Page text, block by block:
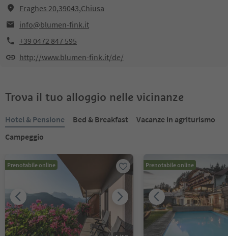
Fraghes 20,39043,Chiusa
info@blumen-fink.it
+39 0472 847 595
http://www.blumen-fink.it/de/
Trova il tuo alloggio nelle vicinanze
Hotel & Pensione Bed & Breakfast
Vacanze in agriturismo
Campeggio
Prenotabile online Prenotabile online